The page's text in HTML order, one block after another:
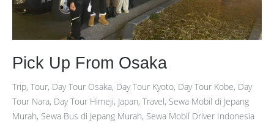
Pick Up From Osaka
Trip, Tour, Day Tour Osaka, Day Tour Kyoto, Day Tour Kobe, Day
Tour Nara, Day Tour Himeji, Japan, Travel, Sewa Mobil di Jepang
Murah, Sewa Bus di Jepang Murah, Sewa Mobil Driver Indonesia